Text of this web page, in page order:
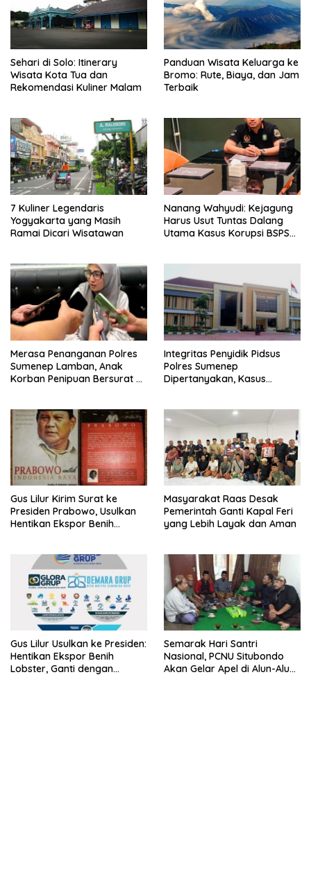
Sehari di Solo: Itinerary
Wisata Kota Tua dan
Rekomendasi Kuliner Malam
Panduan Wisata Keluarga ke
Bromo: Rute, Biaya, dan Jam
Terbaik
7 Kuliner Legendaris
Yogyakarta yang Masih
Ramai Dicari Wisatawan
Nanang Wahyudi: Kejagung
Harus Usut Tuntas Dalang
Utama Kasus Korupsi BSPS
Merasa Penanganan Polres
Sumenep Lamban, Anak
Korban Penipuan Bersurat ke
Integritas Penyidik Pidsus
Polres Sumenep
Dipertanyakan, Kasus
Kepastian
Gus Lilur Kirim Surat ke
Presiden Prabowo, Usulkan
Hentikan Ekspor Benih
Masyarakat Raas Desak
Pemerintah Ganti Kapal Feri
yang Lebih Layak dan Aman
Gus Lilur Usulkan ke Presiden:
Hentikan Ekspor Benih
Lobster, Ganti dengan
Semarak Hari Santri
Nasional, PCNU Situbondo
Akan Gelar Apel di Alun-Alun